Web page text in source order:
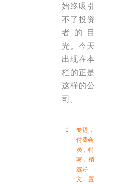
始终吸引
不了投资
者的目
光。今天
出现在本
栏的正是
这样的公
司。
专题 ，
付费会
员 ， 特
写 ， 精
选好
文 ， 置